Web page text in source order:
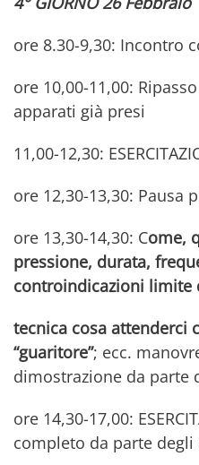
ore 8.30-9,30: Incontro
ore 10,00-11,00:
apparati già presi
11,00-12,30:
ore 12,30-13,30: Pausa
ore 13,30-14,30: Come,
pressione, durata,
controindicazioni limite
tecnica cosa attenderci
“guaritore”; ecc.
dimostrazione da parte
ore 14,30-17,00:
completo da parte degli